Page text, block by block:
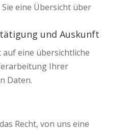
eine Übersicht über
und Auskunft
auf eine übersichtliche
Ihrer
Daten.
Recht, von uns eine